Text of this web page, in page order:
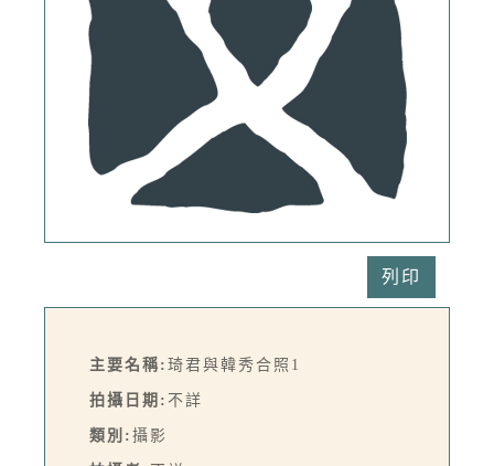
列印
主要名稱: 琦君與韓秀合照1
拍攝日期: 不詳
類別: 攝影